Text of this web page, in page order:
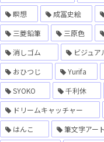
瞑想
成冨史絵
三菱鉛筆
三原色
消しゴム
ビジュア
おひつじ
Yurifa
SYOKO
千利休
ドリームキャッチャー
はんこ
筆文字アート